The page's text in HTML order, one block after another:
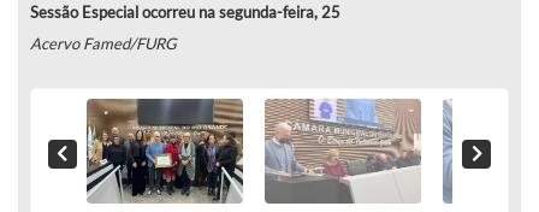
Sessão Especial ocorreu na segunda-feira, 25
Acervo Famed/FURG